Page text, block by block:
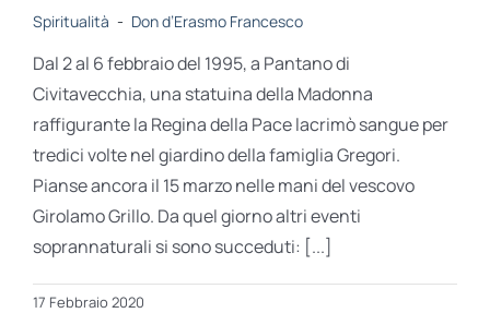
Spiritualità - Don d’Erasmo Francesco
Dal 2 al 6 febbraio del 1995, a Pantano di
Civitavecchia, una statuina della Madonna
raffigurante la Regina della Pace lacrimò sangue per
tredici volte nel giardino della famiglia Gregori.
Pianse ancora il 15 marzo nelle mani del vescovo
Girolamo Grillo. Da quel giorno altri eventi
soprannaturali si sono succeduti: [...]
17 Febbraio 2020